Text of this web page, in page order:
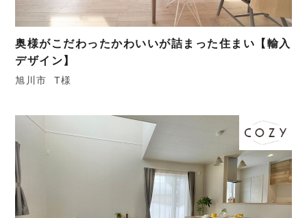
奥様がこだわったかわいいが詰まった住まい【輸入
デザイン】
旭川市 T様